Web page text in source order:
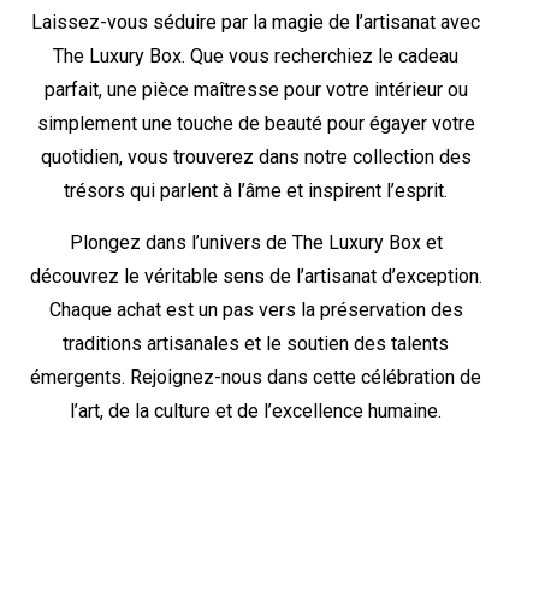
Laissez-vous séduire par la magie de l’artisanat avec
The Luxury Box. Que vous recherchiez le cadeau
parfait, une pièce maîtresse pour votre intérieur ou
simplement une touche de beauté pour égayer votre
quotidien, vous trouverez dans notre collection des
trésors qui parlent à l’âme et inspirent l’esprit.
Plongez dans l’univers de The Luxury Box et
découvrez le véritable sens de l’artisanat d’exception.
Chaque achat est un pas vers la préservation des
traditions artisanales et le soutien des talents
émergents. Rejoignez-nous dans cette célébration de
l’art, de la culture et de l’excellence humaine.